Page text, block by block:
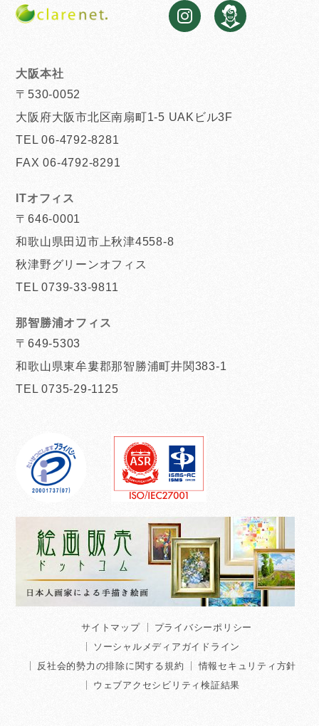
大阪本社
〒530-0052
大阪府大阪市北区南扇町1-5 UAKビル3F
TEL 06-4792-8281
FAX 06-4792-8291
ITオフィス
〒646-0001
和歌山県田辺市上秋津4558-8
秋津野グリーンオフィス
TEL 0739-33-9811
那智勝浦オフィス
〒649-5303
和歌山県東牟婁郡那智勝浦町井関383-1
TEL 0735-29-1125
サイトマップ
プライバシーポリシー
ソーシャルメディアガイドライン
反社会的勢力の排除に関する規約
情報セキュリティ方針
ウェブアクセシビリティ検証結果